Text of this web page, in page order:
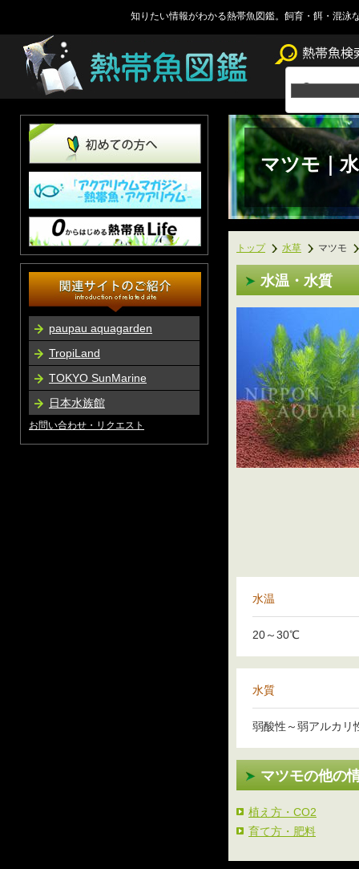
知りたい情報がわかる熱帯魚図鑑。飼育・餌・混泳
マツモ｜
トップ 水草 マツモ
水温・水質
水温
20～30℃
水質
弱酸性～弱アルカリ
マツモの他の
植え方・CO2
育て方・肥料
paupau aquagarden
TropiLand
TOKYO SunMarine
日本水族館
お問い合わせ・リクエスト